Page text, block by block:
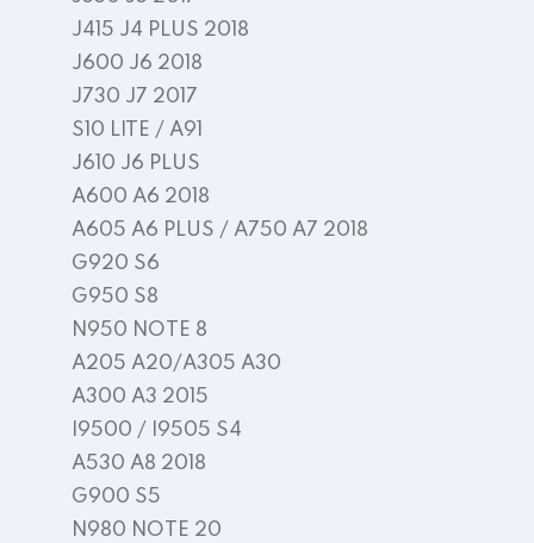
J415 J4 PLUS 2018
J600 J6 2018
J730 J7 2017
S10 LITE / A91
J610 J6 PLUS
A600 A6 2018
A605 A6 PLUS / A750 A7 2018
G920 S6
G950 S8
N950 NOTE 8
A205 A20/A305 A30
A300 A3 2015
I9500 / I9505 S4
A530 A8 2018
G900 S5
N980 NOTE 20